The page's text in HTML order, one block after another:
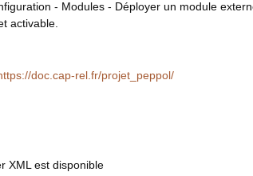
- Modules - Déployer un module
activable.
doc.cap-rel.fr/projet_peppol/
XML est disponible